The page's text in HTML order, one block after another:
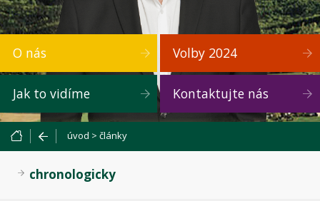
O nás Volby 2024
Jak to vidíme Kontaktujte nás
úvod > články
chronologicky